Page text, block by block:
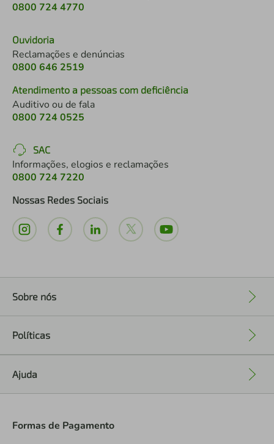
0800 724 4770
Ouvidoria
Reclamações e denúncias
0800 646 2519
Atendimento a pessoas com deficiência
Auditivo ou de fala
0800 724 0525
SAC
Informações, elogios e reclamações
0800 724 7220
Nossas Redes Sociais
Sobre nós
Políticas
Ajuda
Formas de Pagamento